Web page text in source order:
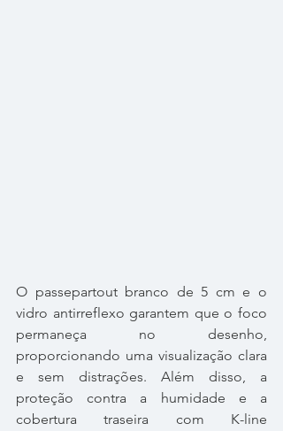
O passepartout branco de 5 cm e o
vidro antirreflexo garantem que o foco
permaneça no desenho,
proporcionando uma visualização clara
e sem distrações. Além disso, a
proteção contra a humidade e a
cobertura traseira com K-line